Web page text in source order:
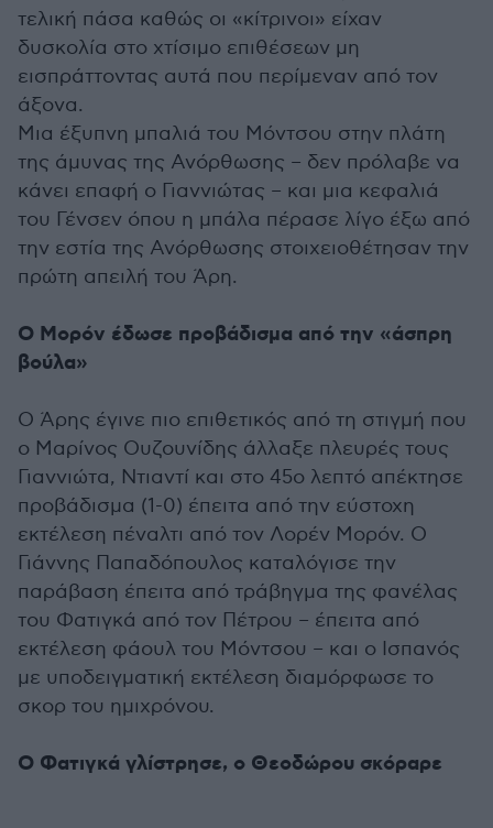
τελική πάσα καθώς οι «κίτρινοι» είχαν
δυσκολία στο χτίσιμο επιθέσεων μη
εισπράττοντας αυτά που περίμεναν από τον
άξονα.
Μια έξυπνη μπαλιά του Μόντσου στην πλάτη
της άμυνας της Ανόρθωσης – δεν πρόλαβε να
κάνει επαφή ο Γιαννιώτας – και μια κεφαλιά
του Γένσεν όπου η μπάλα πέρασε λίγο έξω από
την εστία της Ανόρθωσης στοιχειοθέτησαν την
πρώτη απειλή του Άρη.
Ο Μορόν έδωσε προβάδισμα από την «άσπρη
βούλα»
Ο Άρης έγινε πιο επιθετικός από τη στιγμή που
ο Μαρίνος Ουζουνίδης άλλαξε πλευρές τους
Γιαννιώτα, Ντιαντί και στο 45ο λεπτό απέκτησε
προβάδισμα (1-0) έπειτα από την εύστοχη
εκτέλεση πέναλτι από τον Λορέν Μορόν. Ο
Γιάννης Παπαδόπουλος καταλόγισε την
παράβαση έπειτα από τράβηγμα της φανέλας
του Φατιγκά από τον Πέτρου – έπειτα από
εκτέλεση φάουλ του Μόντσου – και ο Ισπανός
με υποδειγματική εκτέλεση διαμόρφωσε το
σκορ του ημιχρόνου.
Ο Φατιγκά γλίστρησε, ο Θεοδώρου σκόραρε